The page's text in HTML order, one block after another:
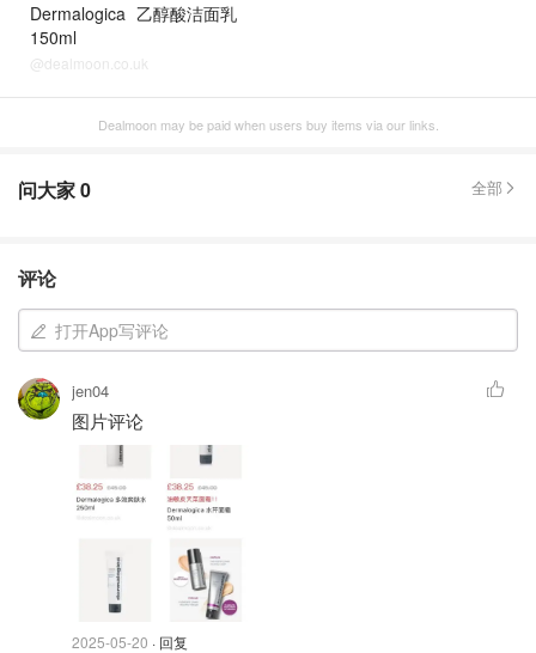
Dermalogica 乙醇酸洁面乳
150ml
@dealmoon.co.uk
Dealmoon may be paid when users buy items via our links.
问大家0 全部
评论
打开App写评论
jen04
图片评论
2025-05-20 · 回复